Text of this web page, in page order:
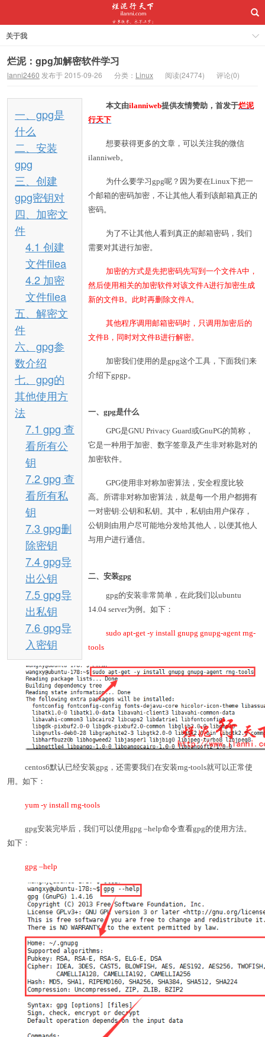
关于我
烂泥：gpg加解密软件学习
lanni2460 发布于 2015-09-26 分类： Linux 阅读(24774) 评论(0)
一、gpg是
什么
二、安装
gpg
三、创建
gpg密钥对
四、加密文
件
4.1 创建
文件filea
4.2 加密
文件filea
五、解密文
件
六、gpg参
数介绍
七、gpg的
其他使用方
法
7.1 gpg 查
看所有公
钥
7.2 gpg 查
看所有私
钥
7.3 gpg删
除密钥
7.4 gpg导
出公钥
7.5 gpg导
出私钥
7.6 gpg导
入密钥
本文由ilanniweb提供友情赞助，首发于烂泥
行天下
想要获得更多的文章，可以关注我的微信
ilanniweb。
为什么要学习gpg呢？因为要在Linux下把一
个邮箱的密码加密，不让其他人看到该邮箱真正的
密码。
为了不让其他人看到真正的邮箱密码，我们
需要对其进行加密。
加密的方式是先把密码先写到一个文件A中，
然后使用相关的加密软件对该文件A进行加密生成
新的文件B。此时再删除文件A。
其他程序调用邮箱密码时，只调用加密后的
文件B，同时对文件B进行解密。
加密我们使用的是gpg这个工具，下面我们来
介绍下gpgp。
一、gpg是什么
GPG是GNU Privacy Guard或GnuPG的简称，
它是一种用于加密、数字签章及产生非对称匙对的
加密软件。
GPG使用非对称加密算法，安全程度比较
高。所谓非对称加密算法，就是每一个用户都拥有
一对密钥:公钥和私钥。其中，私钥由用户保存，
公钥则由用户尽可能地分发给其他人，以便其他人
与用户进行通信。
二、安装gpg
gpg的安装非常简单，在此我们以ubuntu
14.04 server为例。如下：
sudo apt-get -y install gnupg gnupg-agent rng-
tools
centos6默认已经安装gpg，还需要我们在安装rng-tools就可以正常使
用。如下：
yum -y install rng-tools
gpg安装完毕后，我们可以使用gpg –help命令查看gpg的使用方法。
如下：
gpg –help